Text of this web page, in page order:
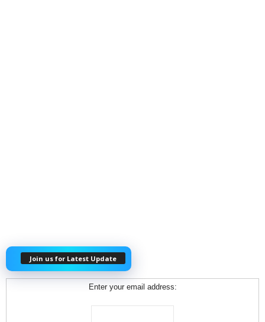
Join us for Latest Update
Enter your email address: